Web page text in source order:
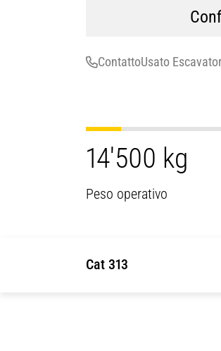
ContattoUsato
14'500 kg
Peso operativo
Cat 313